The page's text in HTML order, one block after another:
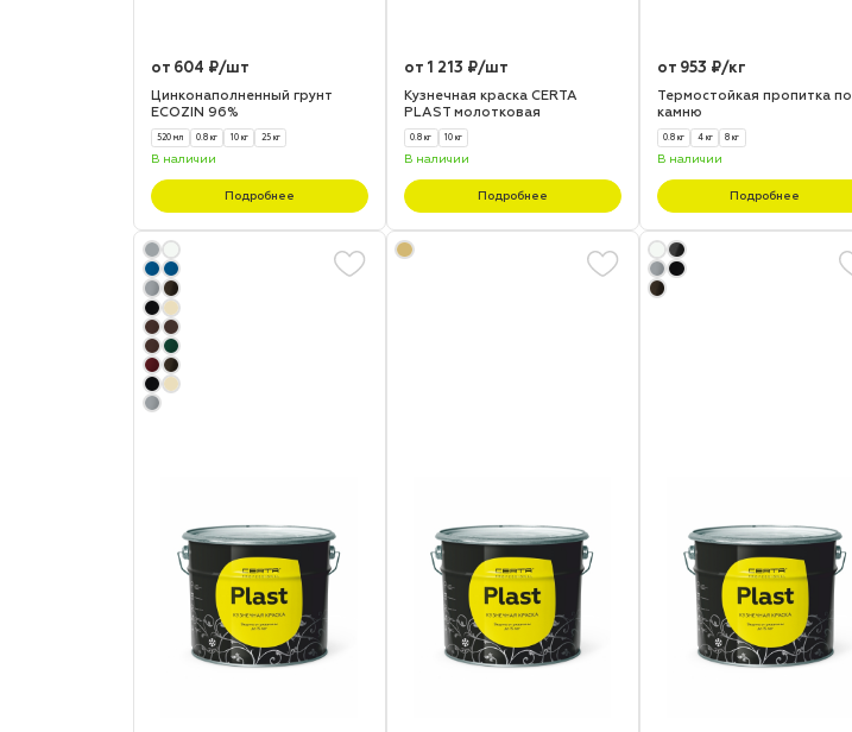
от 604 ₽/шт
Цинконаполненный грунт
ECOZIN 96%
520 мл 0.8 кг 10 кг 25 кг
В наличии
Подробнее
от 1 213 ₽/шт
Кузнечная краска CERTA
PLAST молотковая
0.8 кг 10 кг
В наличии
Подробнее
от 953 ₽/кг
Термостойкая пропитка по
камню
0.8 кг 4 кг 8 кг
В наличии
Подробнее